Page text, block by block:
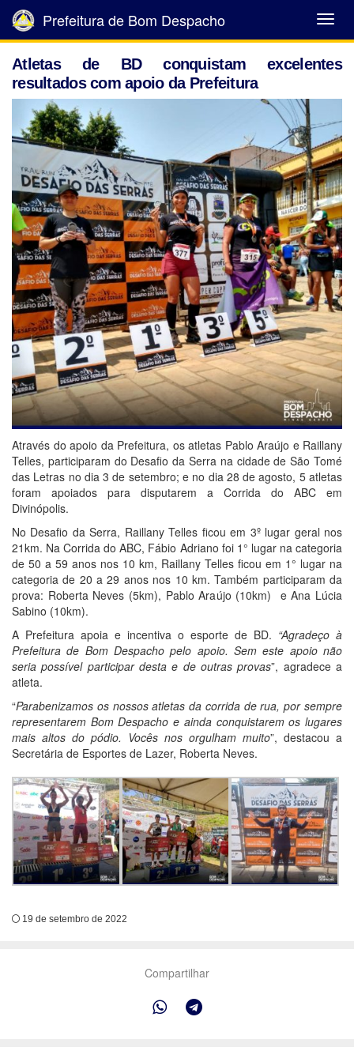
Abrir
Menu
Prefeitura de Bom Despacho
Atletas de BD conquistam excelentes
resultados com apoio da Prefeitura
Através do apoio da Prefeitura, os atletas Pablo Araújo e Raillany
Telles, participaram do Desafio da Serra na cidade de São Tomé
das Letras no dia 3 de setembro; e no dia 28 de agosto, 5 atletas
foram apoiados para disputarem a Corrida do ABC em
Divinópolis.
No Desafio da Serra, Raillany Telles ficou em 3º lugar geral nos
21km. Na Corrida do ABC, Fábio Adriano foi 1° lugar na categoria
de 50 a 59 anos nos 10 km, Raillany Telles ficou em 1° lugar na
categoria de 20 a 29 anos nos 10 km. Também participaram da
prova: Roberta Neves (5km), Pablo Araújo (10km) e Ana Lúcia
Sabino (10km).
A Prefeitura apoia e incentiva o esporte de BD. “Agradeço à
Prefeitura de Bom Despacho pelo apoio. Sem este apoio não
seria possível participar desta e de outras provas”, agradece a
atleta.
“Parabenizamos os nossos atletas da corrida de rua, por sempre
representarem Bom Despacho e ainda conquistarem os lugares
mais altos do pódio. Vocês nos orgulham muito”, destacou a
Secretária de Esportes de Lazer, Roberta Neves.
19 de setembro de 2022
Compartilhar